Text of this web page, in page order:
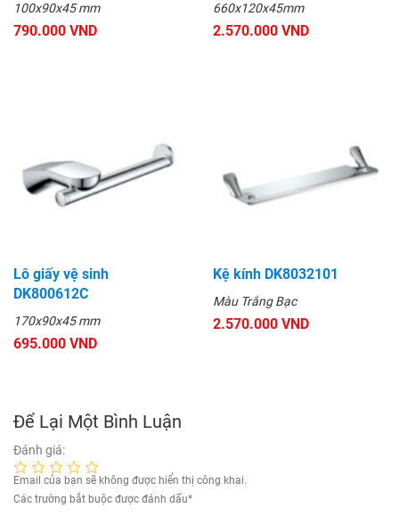
100x90x45 mm
790.000 VND
660x120x45mm
2.570.000 VND
Lô giấy vệ sinh
DK800612C
170x90x45 mm
695.000 VND
Kệ kính DK8032101
Màu Trắng Bạc
2.570.000 VND
Để Lại Một Bình Luận
Đánh giá:
Email của bạn sẽ không được hiển thị công khai.
Các trường bắt buộc được đánh dấu*